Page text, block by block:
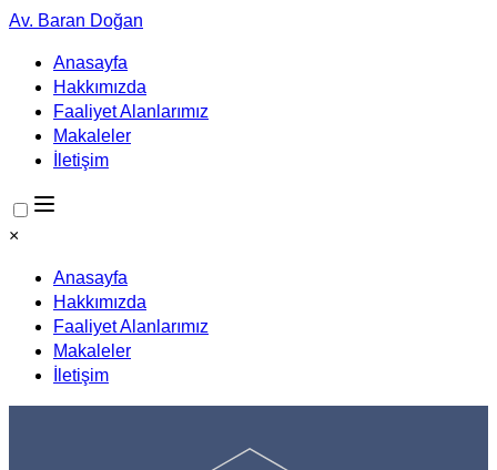
Av. Baran Doğan
Anasayfa
Hakkımızda
Faaliyet Alanlarımız
Makaleler
İletişim
×
Anasayfa
Hakkımızda
Faaliyet Alanlarımız
Makaleler
İletişim